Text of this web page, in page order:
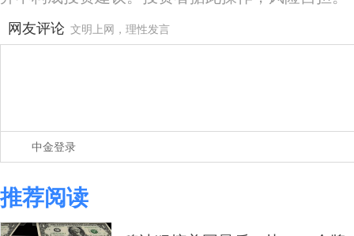
网友评论 文明上网，理性发言
中金登录
推荐阅读